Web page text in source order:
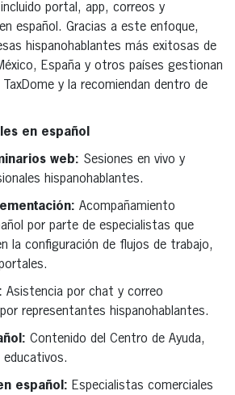
portal, app, correos y
español. Gracias a este enfoque,
hispanohablantes más exitosas de
España y otros países gestionan
y la recomiendan dentro de
en español
web: Sesiones en vivo y
hispanohablantes.
Acompañamiento
por parte de especialistas que
la configuración de flujos de trabajo,
Asistencia por chat y correo
representantes hispanohablantes.
Contenido del Centro de Ayuda,
español: Especialistas comerciales